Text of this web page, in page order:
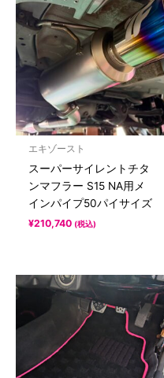
エキゾースト
スーパーサイレントチタ
ンマフラー S15 NA用メ
インパイプ50パイサイズ
¥210,740 (税込)